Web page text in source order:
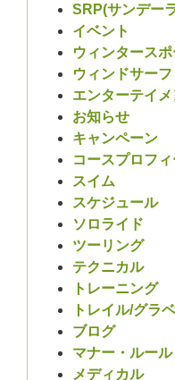
SRP(サンデー
イベント
ウィンタースポ
ウィンドサー
エンターテイメ
お知らせ
キャンペーン
コースプロフ
スイム
スケジュール
ソロライド
ツーリング
テクニカル
トレーニング
トレイル/グラ
ブログ
マナー・ルール
メディカル